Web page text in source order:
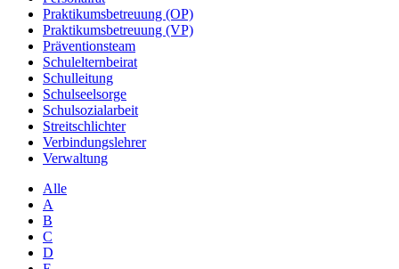
Praktikumsbetreuung (OP)
Praktikumsbetreuung (VP)
Präventionsteam
Schulelternbeirat
Schulleitung
Schulseelsorge
Schulsozialarbeit
Streitschlichter
Verbindungslehrer
Verwaltung
Alle
A
B
C
D